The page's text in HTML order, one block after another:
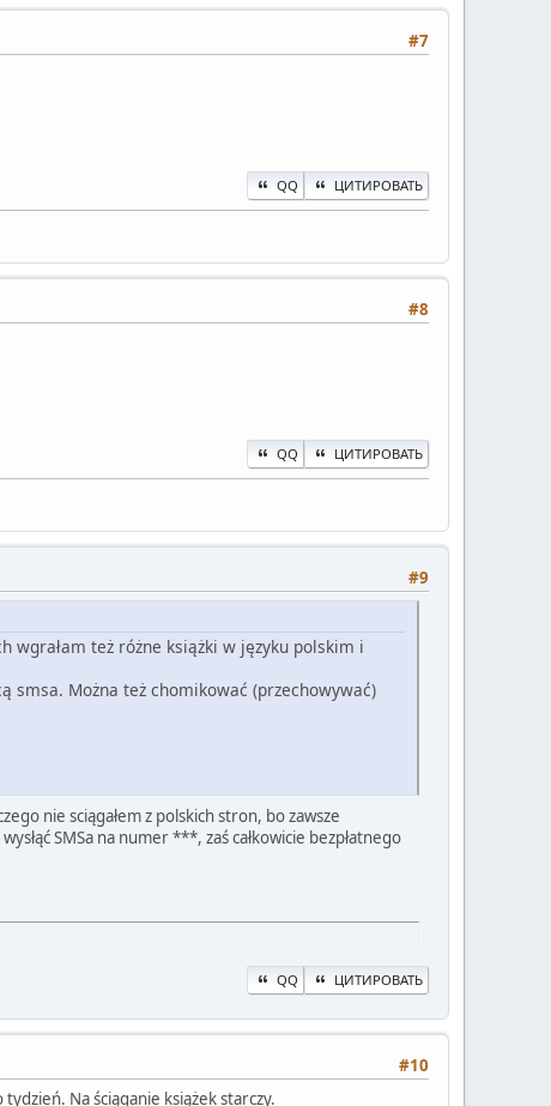
#7
QQ ЦИТИРОВАТЬ
#8
QQ ЦИТИРОВАТЬ
#9
też różne książki w języku polskim i
smsa. Można też chomikować (przechowywać)
nie sciągałem z polskich stron, bo zawsze
SMSa na numer ***, zaś całkowicie bezpłatnego
QQ ЦИТИРОВАТЬ
#10
Na ściąganie książek starczy.